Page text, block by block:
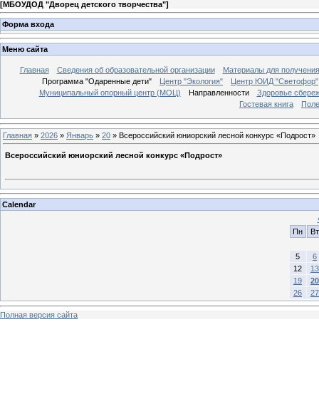
[МБОУДОД "Дворец детского творчества"]
Форма входа
Меню сайта
Главная Сведения об образовательной организации
Материалы для
Программа "Одаренные дети"
Центр "Экология"
Центр ЮИД "Светофор"
Муниципальный опорный центр (МОЦ)
Направленности
Здоровье
Гостевая книга
Главная » 2026 » Январь » 20 » Всероссийский юниорский лесной конкурс «Подрост»
Всероссийский юниорский лесной конкурс «Подрост»
Calendar
Пн
Вт
5
6
12
13
19
20
26
27
Полная версия сайта